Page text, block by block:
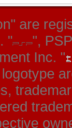
are
"
",
Inc. "